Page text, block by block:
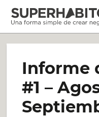
Saltar
contenido
Informe
#1 –